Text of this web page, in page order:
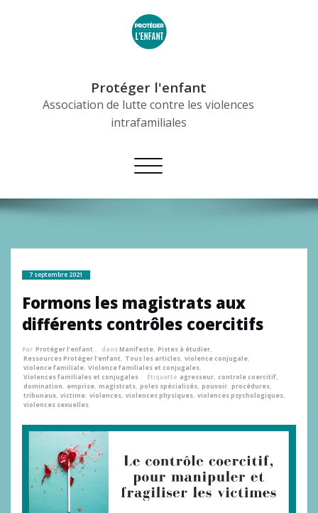
Protéger l'enfant
Association de lutte contre les violences
intrafamiliales
Afficher/masquer
la
7 septembre 2021
Formons les magistrats aux
différents contrôles coercitifs
Par Protéger l'enfant dansManifeste, Pistes à étudier,
Ressources Protéger l'enfant, Tous les articles, violence conjugale,
violence familiale, Violence familiales et conjugales,
Violences familiales et conjugales
Étiquette agresseur, controle coercitif,
domination, emprise, magistrats, poles spécialisés, pouvoir, procédures,
tribunaux, victime, violences, violences physiques, violences psychologiques,
violences sexuelles